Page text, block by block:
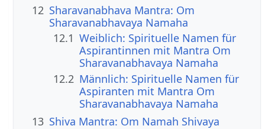
12 Sharavanabhava Mantra: Om
Sharavanabhavaya Namaha
12.1 Weiblich: Spirituelle Namen für
Aspirantinnen mit Mantra Om
Sharavanabhavaya Namaha
12.2 Männlich: Spirituelle Namen für
Aspiranten mit Mantra Om
Sharavanabhavaya Namaha
13 Shiva Mantra: Om Namah Shivaya